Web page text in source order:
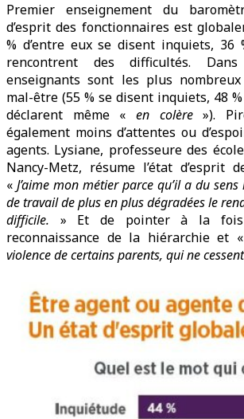
Premier enseignement du
d’esprit des fonctionnaires est
% d’entre eux se disent inquiets, 36
rencontrent des difficultés.
enseignants sont les plus
mal-être (55 % se disent inquiets, 48
déclarent même « en colère»).
également moins d’attentes ou
agents. Lysiane, professeure des
Nancy-Metz, résume l’état d’esprit
« J’aime mon métier parce qu’il a du
de travail de plus en plus dégradées le
difficile. » Et de pointer à la fois
reconnaissance de la hiérarchie et «
violence de certains parents, qui ne